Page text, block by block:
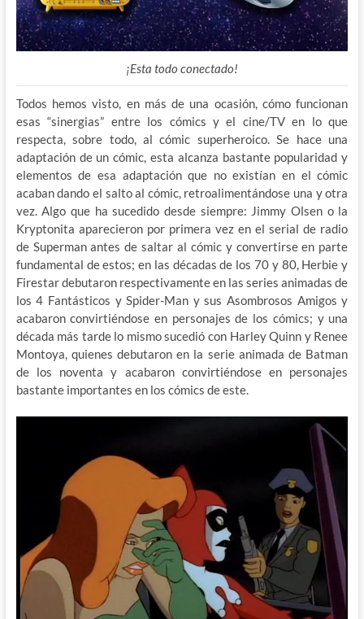
¡Esta todo conectado!
Todos hemos visto, en más de una ocasión, cómo funcionan
esas “sinergias” entre los cómics y el cine/TV en lo que
respecta, sobre todo, al cómic superheroico. Se hace una
adaptación de un cómic, esta alcanza bastante popularidad y
elementos de esa adaptación que no existían en el cómic
acaban dando el salto al cómic, retroalimentándose una y otra
vez. Algo que ha sucedido desde siempre: Jimmy Olsen o la
Kryptonita aparecieron por primera vez en el serial de radio
de Superman antes de saltar al cómic y convertirse en parte
fundamental de estos; en las décadas de los 70 y 80, Herbie y
Firestar debutaron respectivamente en las series animadas de
los 4 Fantásticos y Spider-Man y sus Asombrosos Amigos y
acabaron convirtiéndose en personajes de los cómics; y una
década más tarde lo mismo sucedió con Harley Quinn y Renee
Montoya, quienes debutaron en la serie animada de Batman
de los noventa y acabaron convirtiéndose en personajes
bastante importantes en los cómics de este.